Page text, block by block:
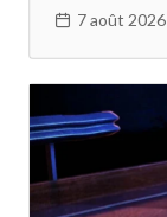
7 août 2026